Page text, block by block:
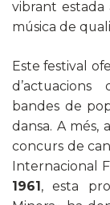
vibrant estada
música de
Este festival
bandes de
dansa. A més,
concurs de
Internacional
1961, esta